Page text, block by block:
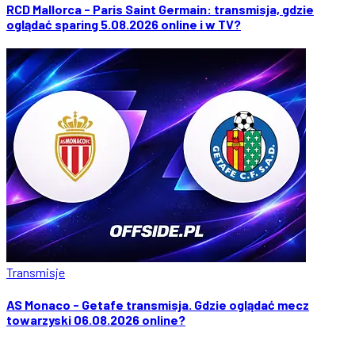
RCD Mallorca - Paris Saint Germain: transmisja, gdzie
oglądać sparing 5.08.2026 online i w TV?
Transmisje
AS Monaco - Getafe transmisja. Gdzie oglądać mecz
towarzyski 06.08.2026 online?